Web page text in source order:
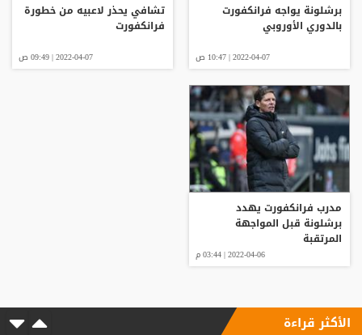
برشلونة يواجه فرانكفورت
بالدوري الأوروبي
2022-04-07 | 10:47 ص
تشافي يحذر لاعبيه من خطورة
فرانكفورت
2022-04-07 | 09:49 ص
مدرب فرانكفورت يهدد
برشلونة قبل المواجهة
المرتقبة
2022-04-06 | 03:44 م
الأكثر قراءة